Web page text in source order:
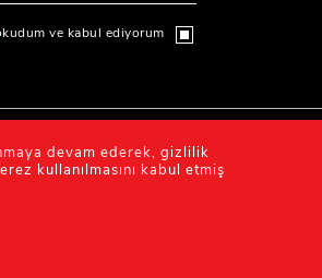
ve kabul ediyorum
Tüm hakları saklıdır.
ve İşlenmesi Politikası
devam ederek, gizlilik
kullanılmasını kabul etmiş